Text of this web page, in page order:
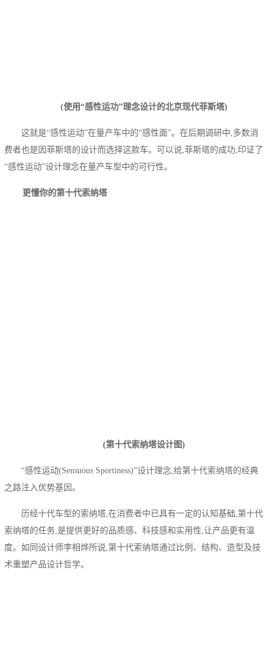
(使用“感性运功”理念设计的北京现代菲斯塔)
这就是“感性运动”在量产车中的“感性面”。在后期调研中,多数消
费者也是因菲斯塔的设计而选择这款车。可以说,菲斯塔的成功,印证了
“感性运动”设计理念在量产车型中的可行性。
更懂你的第十代索纳塔
(第十代索纳塔设计图)
“感性运动(Sensuous Sportiness)”设计理念,给第十代索纳塔的经典
之路注入优势基因。
历经十代车型的索纳塔,在消费者中已具有一定的认知基础,第十代
索纳塔的任务,是提供更好的品质感、科技感和实用性,让产品更有温
度。如同设计师李相烨所说,第十代索纳塔通过比例、结构、造型及技
术重塑产品设计哲学。